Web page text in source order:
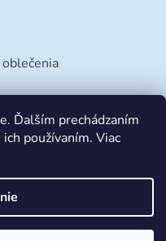
Ďalším prechádzaním
používaním. Viac